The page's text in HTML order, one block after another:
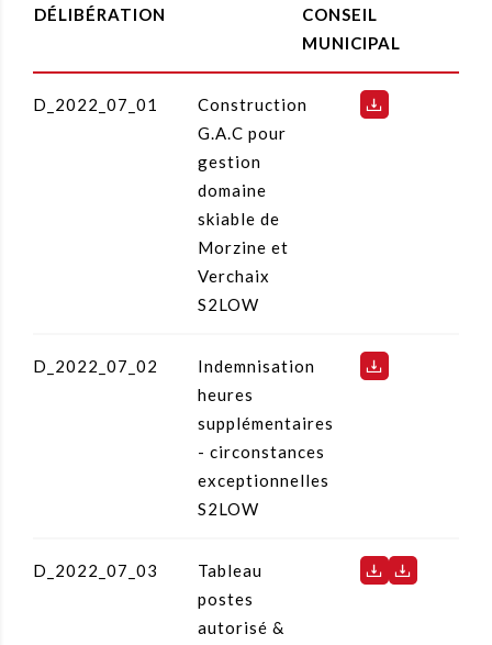
DÉLIBÉRATION
CONSEIL
MUNICIPAL
D_2022_07_01
Construction
G.A.C pour
gestion
domaine
skiable de
Morzine et
Verchaix
S2LOW
D_2022_07_02
Indemnisation
heures
supplémentaires
- circonstances
exceptionnelles
S2LOW
D_2022_07_03
Tableau
postes
autorisé &